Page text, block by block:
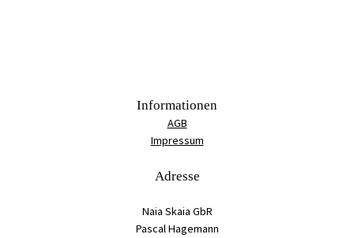
Informationen
AGB
Impressum
Adresse
Naia Skaia GbR
Pascal Hagemann